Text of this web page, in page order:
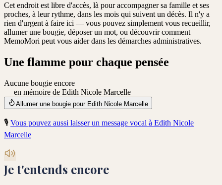
Cet endroit est libre d'accès, là pour accompagner sa famille et ses
proches, à leur rythme, dans les mois qui suivent un décès. Il n'y a
rien d'urgent à faire ici — vous pouvez simplement vous recueillir,
allumer une bougie, déposer un mot, ou découvrir comment
MemoMori peut vous aider dans les démarches administratives.
Une flamme pour chaque pensée
Aucune bougie encore
— en mémoire de Edith Nicole Marcelle —
Allumer une bougie pour Edith Nicole Marcelle
🎙️ Vous pouvez aussi laisser un message vocal à Edith Nicole
Marcelle
Je t'entends encore